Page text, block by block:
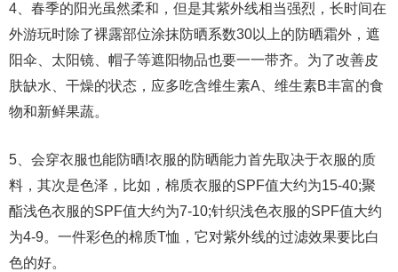
4、春季的阳光虽然柔和，但是其紫外线相当强烈，长时间在
外游玩时除了裸露部位涂抹防晒系数30以上的防晒霜外，遮
阳伞、太阳镜、帽子等遮阳物品也要一一带齐。为了改善皮
肤缺水、干燥的状态，应多吃含维生素A、维生素B丰富的食
物和新鲜果蔬。
5、会穿衣服也能防晒!衣服的防晒能力首先取决于衣服的质
料，其次是色泽，比如，棉质衣服的SPF值大约为15-40;聚
酯浅色衣服的SPF值大约为7-10;针织浅色衣服的SPF值大约
为4-9。一件彩色的棉质T恤，它对紫外线的过滤效果要比白
色的好。